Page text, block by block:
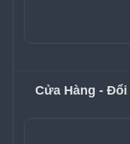
Cửa Hàng -